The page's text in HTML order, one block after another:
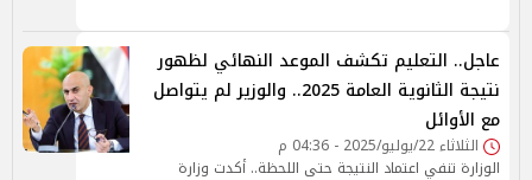
عاجل.. التعليم تكشف الموعد النهائي لظهور
نتيجة الثانوية العامة 2025.. والوزير لم يتواصل
مع الأوائل
الثلاثاء 22/يوليو/2025 - 04:36 م
الوزارة تنفي اعتماد النتيجة حتى اللحظة.. أكدت وزارة